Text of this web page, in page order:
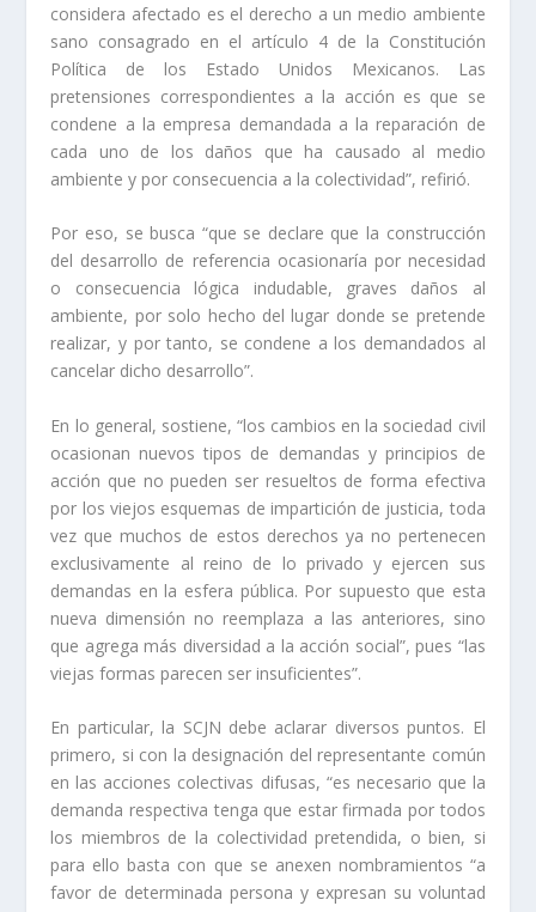
considera afectado es el derecho a un medio ambiente
sano consagrado en el artículo 4 de la Constitución
Política de los Estado Unidos Mexicanos. Las
pretensiones correspondientes a la acción es que se
condene a la empresa demandada a la reparación de
cada uno de los daños que ha causado al medio
ambiente y por consecuencia a la colectividad”, refirió.
Por eso, se busca “que se declare que la construcción
del desarrollo de referencia ocasionaría por necesidad
o consecuencia lógica indudable, graves daños al
ambiente, por solo hecho del lugar donde se pretende
realizar, y por tanto, se condene a los demandados al
cancelar dicho desarrollo”.
En lo general, sostiene, “los cambios en la sociedad civil
ocasionan nuevos tipos de demandas y principios de
acción que no pueden ser resueltos de forma efectiva
por los viejos esquemas de impartición de justicia, toda
vez que muchos de estos derechos ya no pertenecen
exclusivamente al reino de lo privado y ejercen sus
demandas en la esfera pública. Por supuesto que esta
nueva dimensión no reemplaza a las anteriores, sino
que agrega más diversidad a la acción social”, pues “las
viejas formas parecen ser insuficientes”.
En particular, la SCJN debe aclarar diversos puntos. El
primero, si con la designación del representante común
en las acciones colectivas difusas, “es necesario que la
demanda respectiva tenga que estar firmada por todos
los miembros de la colectividad pretendida, o bien, si
para ello basta con que se anexen nombramientos “a
favor de determinada persona y expresan su voluntad